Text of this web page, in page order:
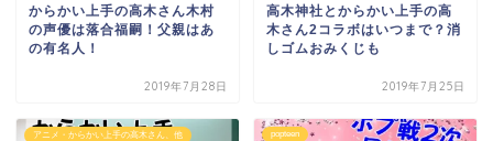
からかい上手の高木さん木村
の声優は落合福嗣！父親はあ
の有名人！
2019年7月28日
高木神社とからかい上手の高
木さん2コラボはいつまで？消
しゴムおみくじも
2019年7月25日
アニメ・からかい上手の高木さん、他 popteen